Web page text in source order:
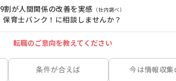
9割が人間関係の改善を実感 （社内調べ）
保育士バンク！に相談しませんか？
転職のご意向を教えてください
条件が合えば 今は情報収集